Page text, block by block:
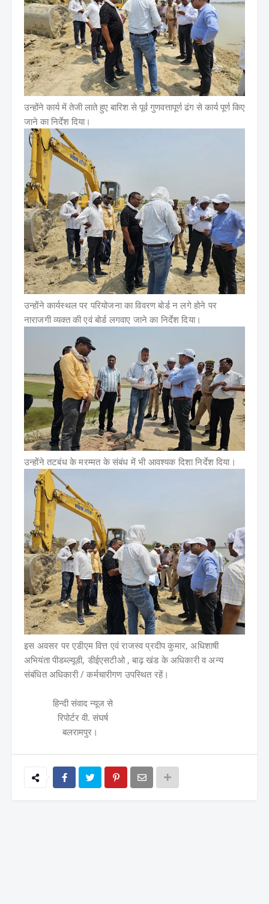
उन्होंने कार्य में तेजी लाते हुए बारिश से पूर्व गुणवत्तापूर्ण ढंग से कार्य पूर्ण किए
जाने का निर्देश दिया।
उन्होंने कार्यस्थल पर परियोजना का विवरण बोर्ड न लगे होने पर
नाराजगी व्यक्त की एवं बोर्ड लगवाए जाने का निर्देश दिया।
उन्होंने तटबंध के मरम्मत के संबंध में भी आवश्यक दिशा निर्देश दिया।
इस अवसर पर एडीएम वित्त एवं राजस्व प्रदीप कुमार, अधिशाषी
अभियंता पीडब्ल्यूडी, डीईएसटीओ , बाढ़ खंड के अधिकारी व अन्य
संबंधित अधिकारी / कर्मचारीगण उपस्थित रहें।
हिन्दी संवाद न्यूज से
रिपोर्टर वी. संघर्ष
बलरामपुर।